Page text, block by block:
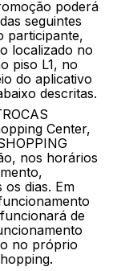
poderá
seguintes
participante,
localizado no
piso L1, no
do aplicativo
descritas.
Center,
nos horários
dias. Em
de
no próprio